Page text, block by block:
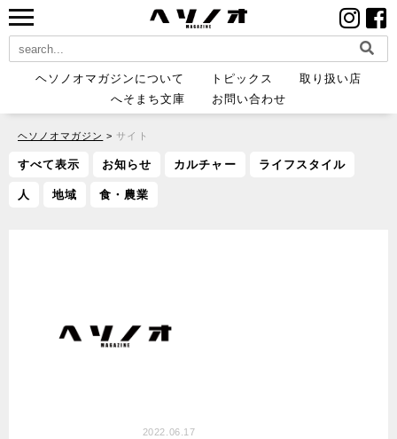
ヘソノオマガジンについて トピックス
取り扱い店
へそまち文庫
お問い合わせ
ヘソノオマガジン > サイト
すべて表示 お知らせ カルチャー ライフスタイル
人 地域 食・農業
2022.06.17